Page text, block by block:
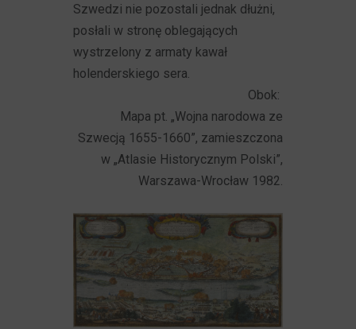
Szwedzi nie pozostali jednak dłużni,
posłali w stronę oblegających
wystrzelony z armaty kawał
holenderskiego sera.
Obok:
Mapa pt. „Wojna narodowa ze
Szwecją 1655-1660”, zamieszczona
w „Atlasie Historycznym Polski”,
Warszawa-Wrocław 1982.